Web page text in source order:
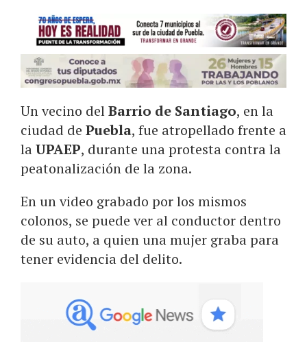
Un vecino delBarrio de Santiago, en la
ciudad de Puebla, fue atropellado frente a
laUPAEP, durante una protesta contra la
peatonalización de la zona.
En un video grabado por los mismos
colonos, se puede ver al conductor dentro
de su auto, a quien una mujer graba para
tener evidencia del delito.